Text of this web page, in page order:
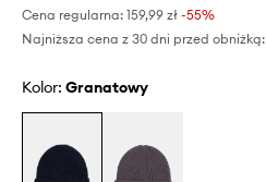
Cena regularna: 159,99 zł -55%
Najniższa cena z 30 dni przed obniżką:
Kolor: granatowy